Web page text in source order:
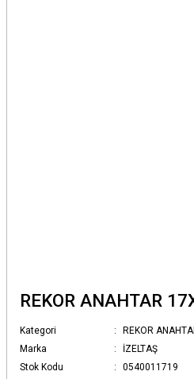
REKOR ANAHTAR
Kategori
REKOR
Marka
İZELTAŞ
Stok Kodu
0540011719